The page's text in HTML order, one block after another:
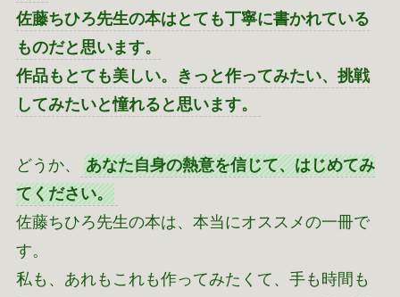
佐藤ちひろ先生の本はとても丁寧に書かれている
ものだと思います。
作品もとても美しい。きっと作ってみたい、挑戦
してみたいと憧れると思います。
どうか、
あなた自身の熱意を信じて、はじめてみ
てください。
佐藤ちひろ先生の本は、本当にオススメの一冊で
す。
私も、あれもこれも作ってみたくて、手も時間も